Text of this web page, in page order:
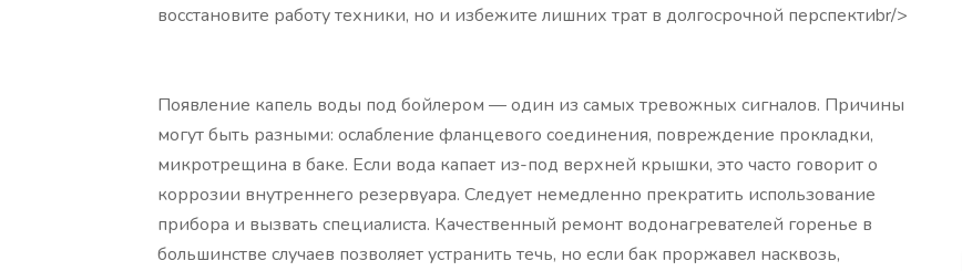
восстановите работу техники, но и избежите лишних трат в долгосрочной перспектиbr/>
Появление капель воды под бойлером — один из самых тревожных сигналов. Причины
могут быть разными: ослабление фланцевого соединения, повреждение прокладки,
микротрещина в баке. Если вода капает из-под верхней крышки, это часто говорит о
коррозии внутреннего резервуара. Следует немедленно прекратить использование
прибора и вызвать специалиста. Качественный ремонт водонагревателей горенье в
большинстве случаев позволяет устранить течь, но если бак проржавел насквозь,